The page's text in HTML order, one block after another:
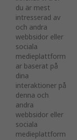
du är mest
intresserad av
och andra
webbsidor eller
sociala
medieplattform
ar baserat på
dina
interaktioner på
denna och
andra
webbsidor eller
sociala
medieplattform